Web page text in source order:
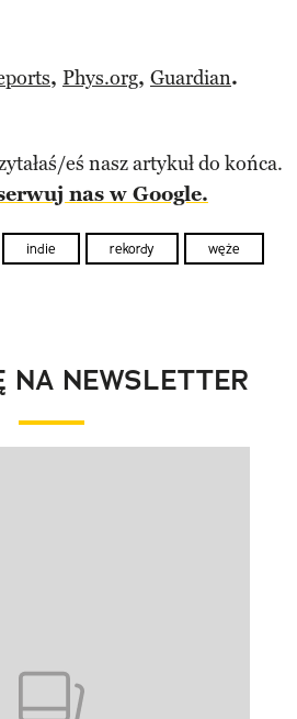
, Phys.org, Guardian.
eś nasz artykuł do końca.
nas w Google.
indie rekordy węże
NA NEWSLETTER